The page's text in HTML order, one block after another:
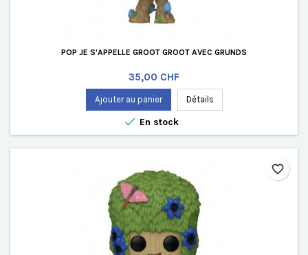
POP JE S'APPELLE GROOT GROOT AVEC GRUNDS
Prix
35,00 CHF
Ajouter au panier Détails
 En stock
favorite_border